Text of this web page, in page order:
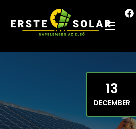
13
DECEMBER